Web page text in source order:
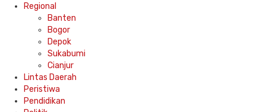
Regional
Banten
Bogor
Depok
Sukabumi
Cianjur
Lintas Daerah
Peristiwa
Pendidikan